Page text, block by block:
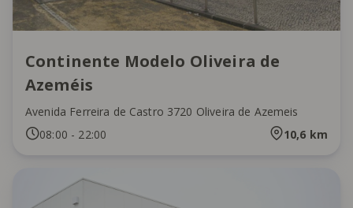
Continente Modelo Oliveira de
Azeméis
Avenida Ferreira de Castro 3720 Oliveira de Azemeis
08:00 - 22:00 10,6 km